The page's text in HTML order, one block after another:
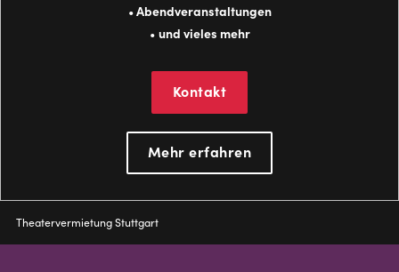
•Abendveranstaltungen
• und vieles mehr
Kontakt
Mehr erfahren
Pfadnavigation
Theatervermietung Stuttgart